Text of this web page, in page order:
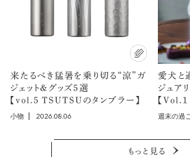
来たるべき猛暑を乗り切る“涼”ガ
ジェット＆グッズ5選
【vol.5 TSUTSUのタンブラー】
小物 2026.08.06
愛犬と
ジュア
【Vol.1
週末の過
もっと見る